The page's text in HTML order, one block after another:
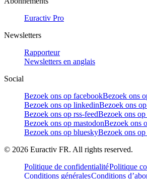
Euractiv Pro
Newsletters
Rapporteur
Newsletters en anglais
Social
Bezoek ons op facebookBezoek ons
Bezoek ons op linkedinBezoek ons
Bezoek ons op rss-feedBezoek ons
Bezoek ons op mastodonBezoek ons
Bezoek ons op blueskyBezoek ons op
© 2026 Euractiv FR. All rights reserved.
Politique de confidentialitéPolitique
Conditions généralesConditions